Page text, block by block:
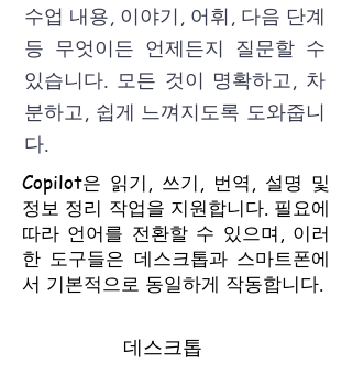
수업 내용, 이야기, 어휘, 다음 단계
등 무엇이든 언제든지 질문할 수
있습니다. 모든 것이 명확하고, 차
분하고, 쉽게 느껴지도록 도와줍니
다.
Copilot은 읽기, 쓰기, 번역, 설명 및
정보 정리 작업을 지원합니다. 필요에
따라 언어를 전환할 수 있으며, 이러
한 도구들은 데스크톱과 스마트폰에
서 기본적으로 동일하게 작동합니다.
데스크톱